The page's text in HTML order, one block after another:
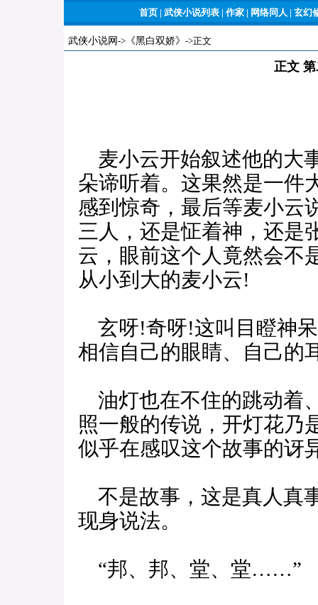
首页 | 武侠小说列表 | 作家 | 网络同人 | 玄幻
武侠小说网 -> 《黑白双娇》 ->正文
正文
麦小云开始叙述他的大
朵谛听着。这果然是一件
感到惊奇，最后等麦小云
三人，还是怔着神，还是
云，眼前这个人竟然会不
从小到大的麦小云!
玄呀!奇呀!这叫目瞪神
相信自己的眼睛、自己
油灯也在不住的跳动着
照一般的传说，开灯花乃
似乎在感叹这个故事的讶
不是故事，这是真人真
现身说法。
“邦、邦、堂、堂……”